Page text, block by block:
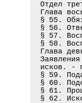
Отдел
Глава
§ 55.
§ 56.
§ 57.
§ 58.
Глава
исков. -
§ 59.
§ 60.
§ 61.
§ 62.